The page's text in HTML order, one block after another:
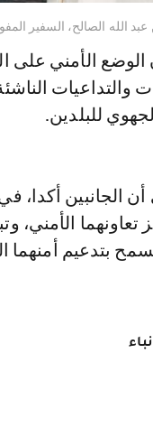
الصالح، السفير
الوضع الأمني على
والتداعيات
للبلدين.
الجانبين أكدا،
تعاونهما الأمني،
بتدعيم أمنهما